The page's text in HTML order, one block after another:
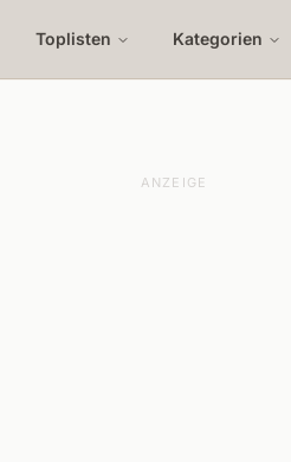
Toplisten Kategorien
ANZEIGE